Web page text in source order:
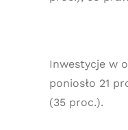
Inwestycje w
poniosło 21
(35 proc.).